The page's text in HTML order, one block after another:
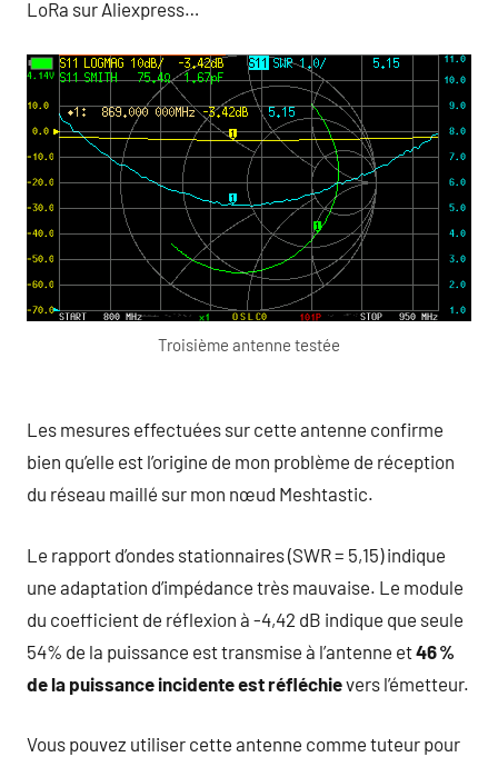
LoRa sur Aliexpress…
Troisième antenne testée
Les mesures effectuées sur cette antenne confirme
bien qu’elle est l’origine de mon problème de réception
du réseau maillé sur mon nœud Meshtastic.
Le rapport d’ondes stationnaires (SWR = 5,15) indique
une adaptation d’impédance très mauvaise. Le module
du coefficient de réflexion à -4,42 dB indique que seule
54% de la puissance est transmise à l’antenne et46 %
de la puissance incidente est réfléchievers l’émetteur.
Vous pouvez utiliser cette antenne comme tuteur pour